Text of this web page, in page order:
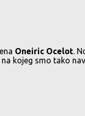
Oneiric Ocelot.
kojeg smo tako